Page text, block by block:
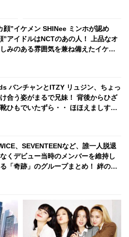
い
顔”イケメン SHINee ミンホが認め
”アイドルはNCTのあの人！ 上品なオ
みのある雰囲気を兼ね備えたイケメ
バンチャンとITZY リュジン、ちょっ
合う姿がまるで兄妹！ 背後からひざ
ひもでいたずら・・ ほほえましすぎ
、SEVENTEENなど、誰一人脱退
くデビュー当時のメンバーを維持し
「奇跡」のグループまとめ！ 絆の深